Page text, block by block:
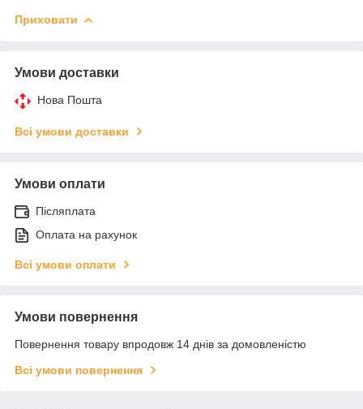
Приховати
Умови доставки
Нова Пошта
Всі умови доставки
Умови оплати
Післяплата
Оплата на рахунок
Всі умови оплати
Умови повернення
Повернення товару впродовж 14 днів за домовленістю
Всі умови повернення